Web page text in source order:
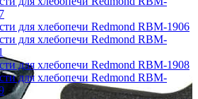
для хлебопечи Redmond RBM-1906
для хлебопечи Redmond RBM-
для хлебопечи Redmond RBM-1908
для хлебопечи Redmond RBM-